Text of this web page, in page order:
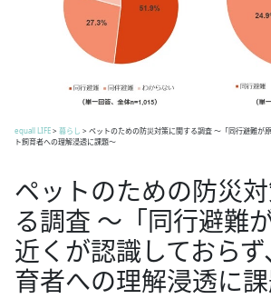
equall LIFE> 暮らし > ペットのための防災対策に関する調査 ～「同行避難が
ト飼育者への理解浸透に課題～
ペットのための防災
る調査 ～「同行避難
近くが認識しておら
育者への理解浸透に